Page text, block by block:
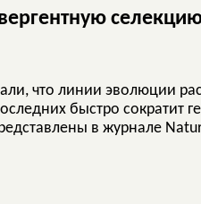
что линии эволюции
быстро сократит
в журнале